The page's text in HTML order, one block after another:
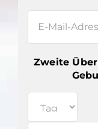
Zweite